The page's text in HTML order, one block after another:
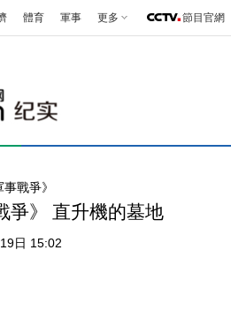
體育 軍事 更多 節目官網
戰爭》
爭》 直升機的墓地
日 15:02